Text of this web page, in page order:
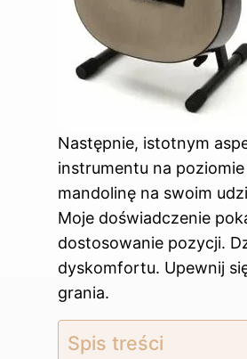
Następnie, istotnym
instrumentu na
mandolinę na swoim
Moje doświadczenie
dostosowanie pozycji.
dyskomfortu. Upewnij
grania.
Spis treści